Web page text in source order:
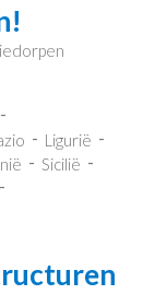
Ligurië
Sicilië